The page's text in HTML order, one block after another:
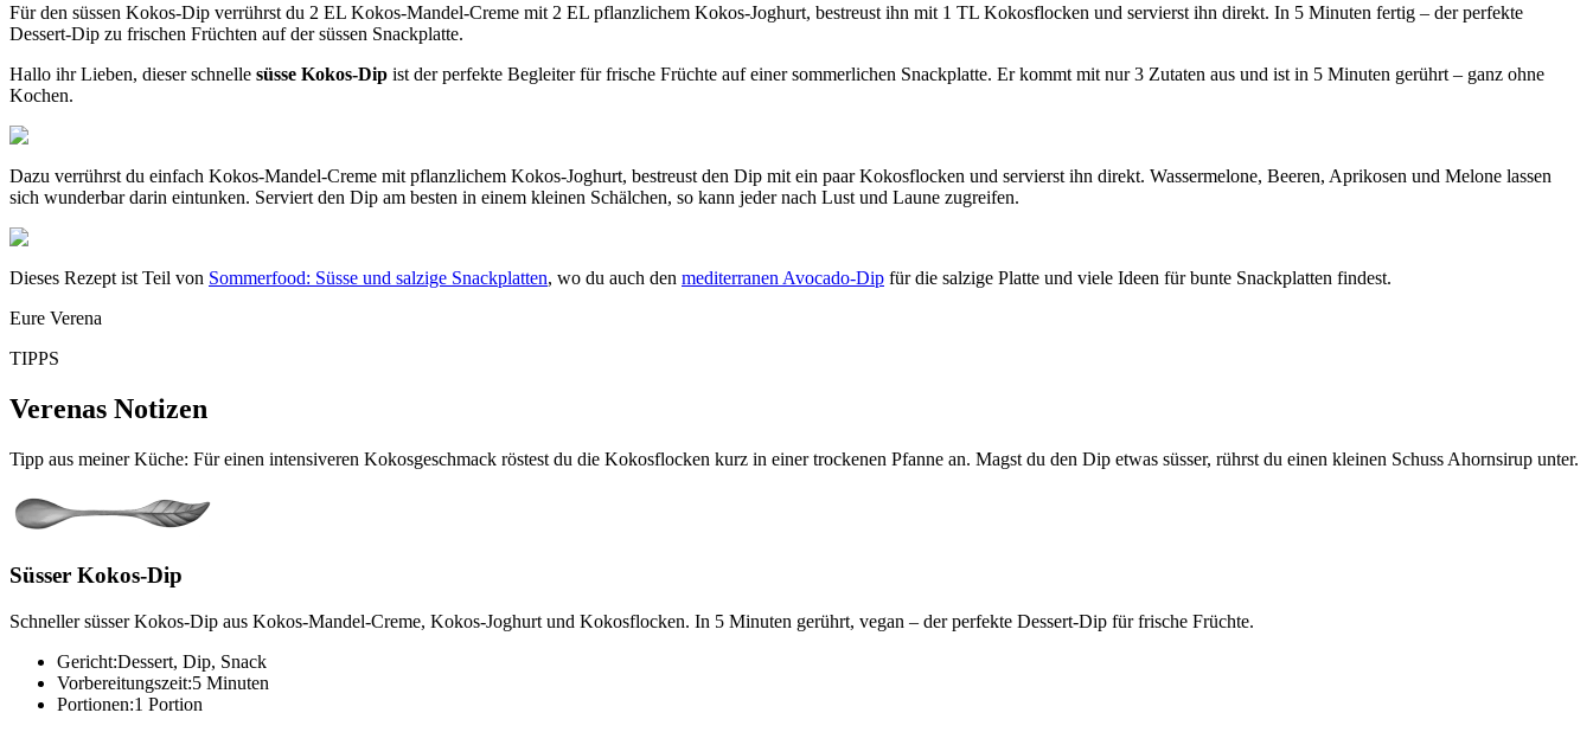
Für den süssen Kokos-Dip verrührst du 2 EL Kokos-Mandel-Creme mit 2 EL pflanzlichem Kokos-Joghurt, bestreust ihn mit 1 TL Kokosflocken und servierst ihn direkt. In 5 Minuten fertig – der perfekte
Dessert-Dip zu frischen Früchten auf der süssen Snackplatte.
Hallo ihr Lieben, dieser schnelle süsse Kokos-Dip ist der perfekte Begleiter für frische Früchte auf einer sommerlichen Snackplatte. Er kommt mit nur 3 Zutaten aus und ist in 5 Minuten gerührt – ganz ohne
Kochen.
Dazu verrührst du einfach Kokos-Mandel-Creme mit pflanzlichem Kokos-Joghurt, bestreust den Dip mit ein paar Kokosflocken und servierst ihn direkt. Wassermelone, Beeren, Aprikosen und Melone lassen
sich wunderbar darin eintunken. Serviert den Dip am besten in einem kleinen Schälchen, so kann jeder nach Lust und Laune zugreifen.
Dieses Rezept ist Teil von Sommerfood: Süsse und salzige Snackplatten, wo du auch den mediterranen Avocado-Dip für die salzige Platte und viele Ideen für bunte Snackplatten findest.
Eure Verena
TIPPS
Verenas Notizen
Tipp aus meiner Küche: Für einen intensiveren Kokosgeschmack röstest du die Kokosflocken kurz in einer trockenen Pfanne an. Magst du den Dip etwas süsser, rührst du einen kleinen Schuss Ahornsirup unter.
Süsser Kokos-Dip
Schneller süsser Kokos-Dip aus Kokos-Mandel-Creme, Kokos-Joghurt und Kokosflocken. In 5 Minuten gerührt, vegan – der perfekte Dessert-Dip für frische Früchte.
Gericht:Dessert, Dip, Snack
Vorbereitungszeit:5 Minuten
Portionen:1 Portion